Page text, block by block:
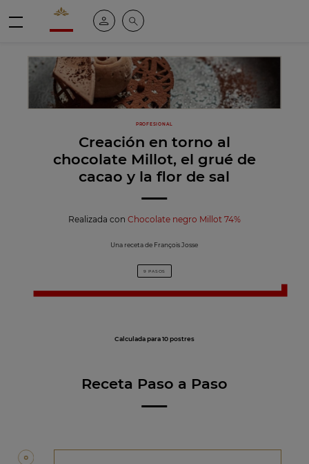
Valrhona - Imaginons le meilleur du chocolat
Mi cuentaBuscar
PROFESIONAL
Creación en torno al
chocolate Millot, el grué de
cacao y la flor de sal
Realizada con Chocolate negro Millot 74%
Una receta de François Josse
9 PASOS
Calculada para 10 postres
Receta Paso a Paso